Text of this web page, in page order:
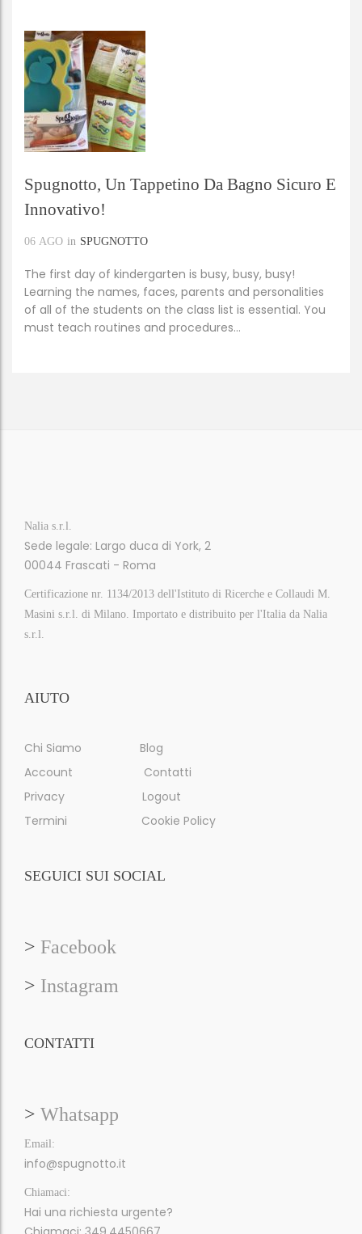
Spugnotto, Un Tappetino Da Bagno Sicuro E
Innovativo!
06 AGO in SPUGNOTTO
The first day of kindergarten is busy, busy, busy!
Learning the names, faces, parents and personalities
of all of the students on the class list is essential. You
must teach routines and procedures…
Nalia s.r.l.
Sede legale: Largo duca di York, 2
00044 Frascati - Roma
Certificazione nr. 1134/2013 dell'Istituto di Ricerche e Collaudi M.
Masini s.r.l. di Milano. Importato e distribuito per l'Italia da Nalia
s.r.l.
AIUTO
Chi Siamo
Blog
Account
Contatti
Privacy
Logout
Termini
Cookie Policy
SEGUICI SUI SOCIAL
> Facebook
> Instagram
CONTATTI
> Whatsapp
Email:
info@spugnotto.it
Chiamaci:
Hai una richiesta urgente?